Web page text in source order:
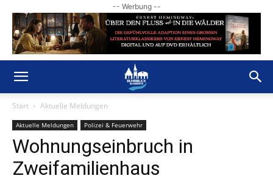
-- Werbung --
Start Aktuelle Meldungen
Aktuelle Meldungen Polizei & Feuerwehr
Wohnungseinbruch in
Zweifamilienhaus